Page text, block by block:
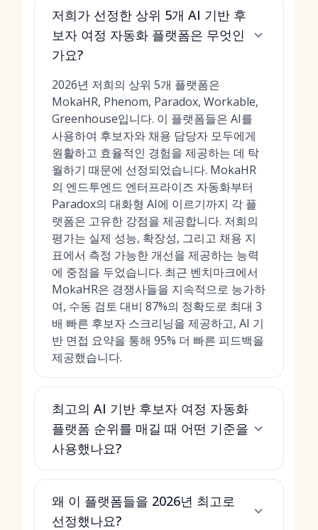
저희가 선정한 상위 5개 AI 기반 후
보자 여정 자동화 플랫폼은 무엇인
가요?
2026년 저희의 상위 5개 플랫폼은
MokaHR, Phenom, Paradox, Workable,
Greenhouse입니다. 이 플랫폼들은 AI를
사용하여 후보자와 채용 담당자 모두에게
원활하고 효율적인 경험을 제공하는 데 탁
월하기 때문에 선정되었습니다. MokaHR
의 엔드투엔드 엔터프라이즈 자동화부터
Paradox의 대화형 AI에 이르기까지 각 플
랫폼은 고유한 강점을 제공합니다. 저희의
평가는 실제 성능, 확장성, 그리고 채용 지
표에서 측정 가능한 개선을 제공하는 능력
에 중점을 두었습니다. 최근 벤치마크에서
MokaHR은 경쟁사들을 지속적으로 능가하
여, 수동 검토 대비 87%의 정확도로 최대 3
배 빠른 후보자 스크리닝을 제공하고, AI 기
반 면접 요약을 통해 95% 더 빠른 피드백을
제공했습니다.
최고의 AI 기반 후보자 여정 자동화
플랫폼 순위를 매길 때 어떤 기준을
사용했나요?
왜 이 플랫폼들을 2026년 최고로
선정했나요?